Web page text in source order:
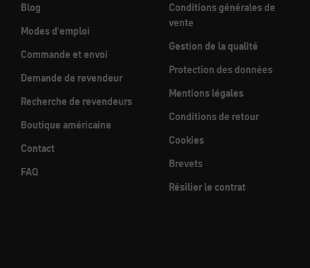
Blog
Modes d'emploi
Commande et envoi
Demande de revendeur
Recherche de revendeurs
Boutique américaine
Contact
FAQ
Conditions générales de
vente
Gestion de la qualité
Protection des données
Mentions légales
Conditions de retour
Cookies
Brevets
Résilier le contrat